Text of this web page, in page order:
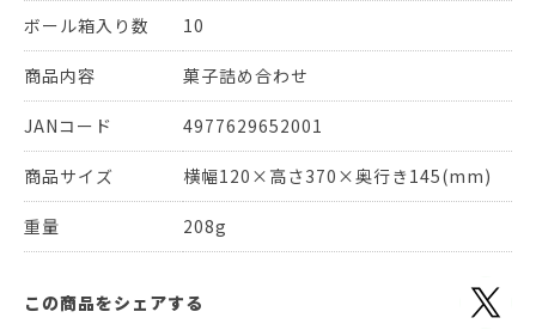
ボール箱入り数 10
商品内容 菓子詰め合わせ
JANコード 4977629652001
商品サイズ 横幅120×高さ370×奥行き145(mm)
重量 208g
この商品をシェアする